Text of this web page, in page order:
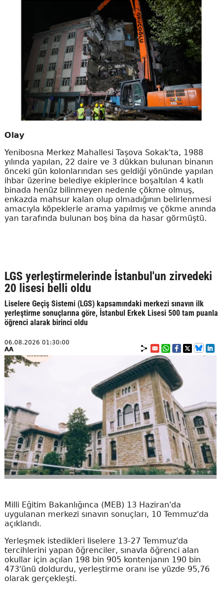
Olay
Yenibosna Merkez Mahallesi Taşova Sokak'ta, 1988
yılında yapılan, 22 daire ve 3 dükkan bulunan binanın
önceki gün kolonlarından ses geldiği yönünde yapılan
ihbar üzerine belediye ekiplerince boşaltılan 4 katlı
binada henüz bilinmeyen nedenle çökme olmuş,
enkazda mahsur kalan olup olmadığının belirlenmesi
amacıyla köpeklerle arama yapılmış ve çökme anında
yan tarafında bulunan boş bina da hasar görmüştü.
LGS yerleştirmelerinde İstanbul'un zirvedeki
20 lisesi belli oldu
Liselere Geçiş Sistemi (LGS) kapsamındaki merkezi sınavın ilk
yerleştirme sonuçlarına göre, İstanbul Erkek Lisesi 500 tam puanla
öğrenci alarak birinci oldu
06.08.2026 01:30:00
AA
Milli Eğitim Bakanlığınca (MEB) 13 Haziran'da
uygulanan merkezi sınavın sonuçları, 10 Temmuz'da
açıklandı.
Yerleşmek istedikleri liselere 13-27 Temmuz'da
tercihlerini yapan öğrenciler, sınavla öğrenci alan
okullar için açılan 198 bin 905 kontenjanın 190 bin
473'ünü doldurdu, yerleştirme oranı ise yüzde 95,76
olarak gerçekleşti.